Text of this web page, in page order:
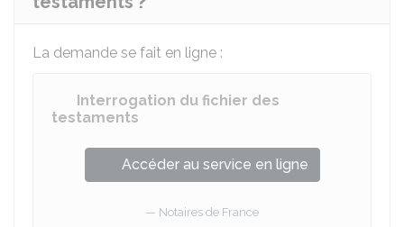
La demande se fait en ligne :
Interrogation du fichier des
testaments
Accéder au service en ligne
Notaires de France